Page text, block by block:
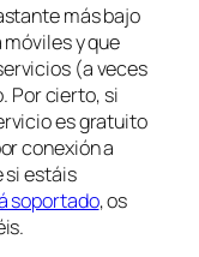
más bajo
y que
(a veces
Por cierto, si
es gratuito
conexión a
si estáis
soportado, os